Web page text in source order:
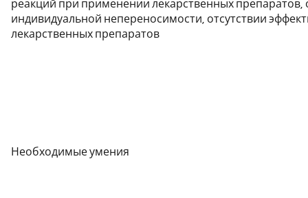
реакций при применении лекарственных препаратов,
индивидуальной непереносимости, отсутствии
лекарственных препаратов
Необходимые умения